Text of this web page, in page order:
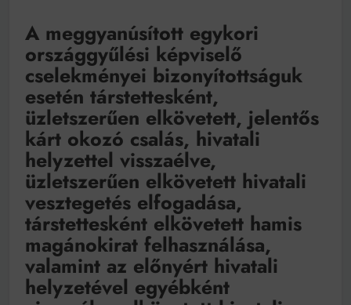
A meggyanúsított egykori
országgyűlési képviselő
cselekményei bizonyítottságuk
esetén társtettesként,
üzletszerűen elkövetett, jelentős
kárt okozó csalás, hivatali
helyzettel visszaélve,
üzletszerűen elkövetett hivatali
vesztegetés elfogadása,
társtettesként elkövetett hamis
magánokirat felhasználása,
valamint az előnyért hivatali
helyzetével egyébként